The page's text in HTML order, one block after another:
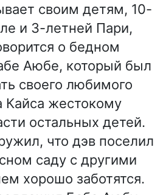
своим детям, 10-
и 3-летней Пари,
о бедном
Аюбе, который был
своего любимого
жестокому
остальных детей.
что дэв поселил
саду с другими
хорошо заботятся.